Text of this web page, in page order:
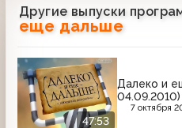
Другие выпуски
еще дальше
47:53
Далеко и
7 октября